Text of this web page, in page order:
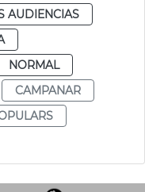
AUDIENCIAS
NORMAL
CAMPANAR